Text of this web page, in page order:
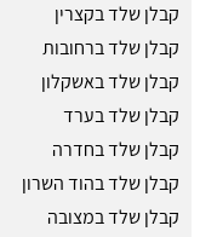
קבלן שלד בקצרין
קבלן שלד ברחובות
קבלן שלד באשקלון
קבלן שלד בערד
קבלן שלד בחדרה
קבלן שלד בהוד השרון
קבלן שלד במצובה